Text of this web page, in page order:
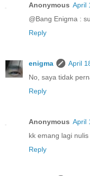
Anonymous April
@Bang Enigma :
Reply
enigma
April
No, saya tidak
Reply
Anonymous April
kk emang lagi
Reply